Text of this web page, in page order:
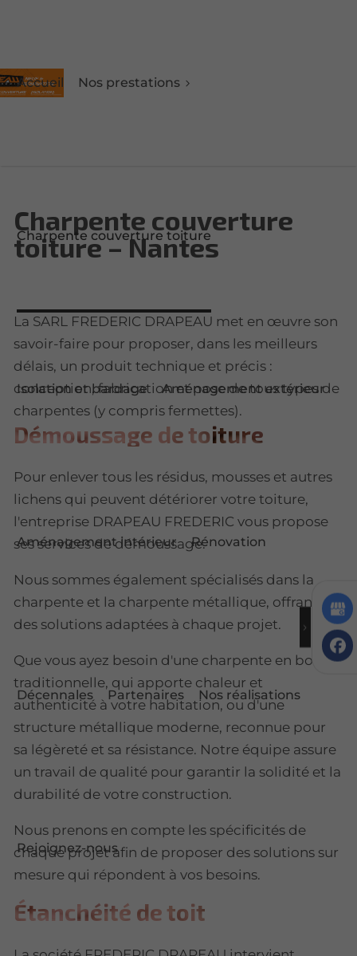
Accueil Nos prestations
Charpente couverture toiture
Isolation et bardage Aménagement extérieur
Aménagement intérieur Rénovation
Décennales Partenaires Nos réalisations
Rejoignez-nous
Charpente couverture
toiture – Nantes
La SARL FREDERIC DRAPEAU met en œuvre son
savoir-faire pour proposer, dans les meilleurs
délais, un produit technique et précis :
conception, fabrication et pose de tous types de
charpentes (y compris fermettes).
Démoussage de toiture
Pour enlever tous les résidus, mousses et autres
lichens qui peuvent détériorer votre toiture,
l'entreprise DRAPEAU FREDERIC vous propose
ses services de démoussage.
Nous sommes également spécialisés dans la
charpente et la charpente métallique, offrant
des solutions adaptées à chaque projet.
Que vous ayez besoin d'une charpente en bois
traditionnelle, qui apporte chaleur et
authenticité à votre habitation, ou d'une
structure métallique moderne, reconnue pour
sa légèreté et sa résistance. Notre équipe assure
un travail de qualité pour garantir la solidité et la
durabilité de votre construction.
Nous prenons en compte les spécificités de
chaque projet afin de proposer des solutions sur
mesure qui répondent à vos besoins.
Étanchéité de toit